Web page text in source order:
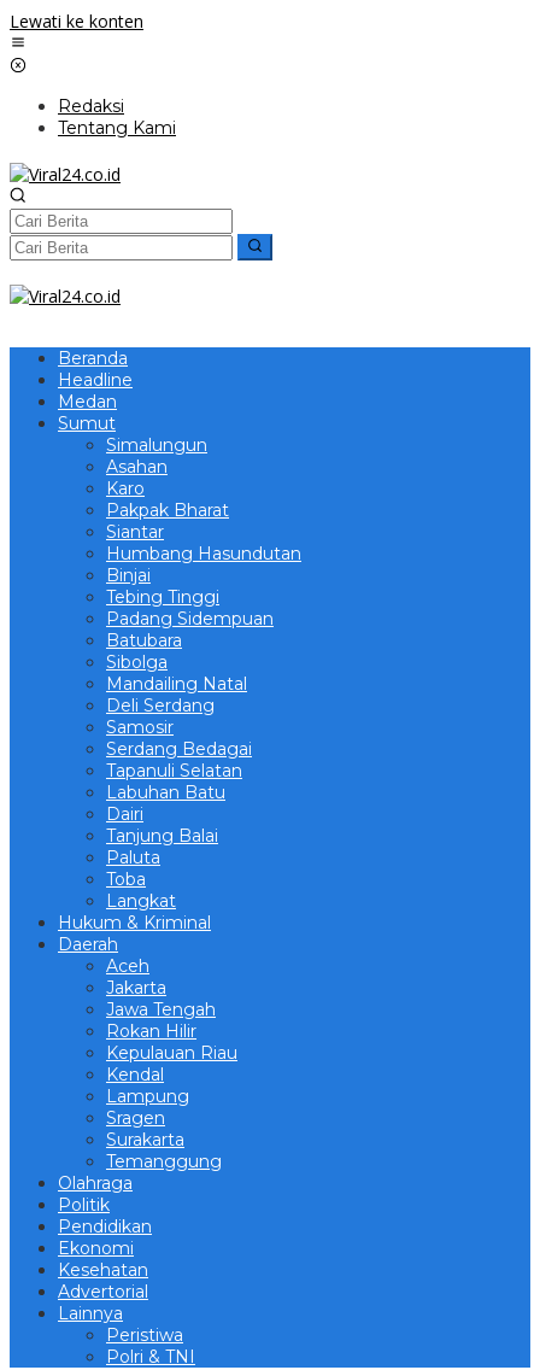
Lewati ke konten
Redaksi
Tentang Kami
Beranda
Headline
Medan
Sumut
Simalungun
Asahan
Karo
Pakpak Bharat
Siantar
Humbang Hasundutan
Binjai
Tebing Tinggi
Padang Sidempuan
Batubara
Sibolga
Mandailing Natal
Deli Serdang
Samosir
Serdang Bedagai
Tapanuli Selatan
Labuhan Batu
Dairi
Tanjung Balai
Paluta
Toba
Langkat
Hukum & Kriminal
Daerah
Aceh
Jakarta
Jawa Tengah
Rokan Hilir
Kepulauan Riau
Kendal
Lampung
Sragen
Surakarta
Temanggung
Olahraga
Politik
Pendidikan
Ekonomi
Kesehatan
Advertorial
Lainnya
Peristiwa
Polri & TNI